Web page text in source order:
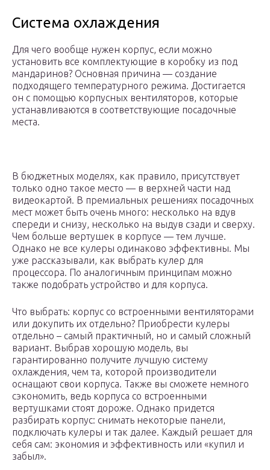
Система охлаждения
Для чего вообще нужен корпус, если можно
установить все комплектующие в коробку из под
мандаринов? Основная причина — создание
подходящего температурного режима. Достигается
он с помощью корпусных вентиляторов, которые
устанавливаются в соответствующие посадочные
места.
В бюджетных моделях, как правило, присутствует
только одно такое место — в верхней части над
видеокартой. В премиальных решениях посадочных
мест может быть очень много: несколько на вдув
спереди и снизу, несколько на выдув сзади и сверху.
Чем больше вертушек в корпусе — тем лучше.
Однако не все кулеры одинаково эффективны. Мы
уже рассказывали, как выбрать кулер для
процессора. По аналогичным принципам можно
также подобрать устройство и для корпуса.
Что выбрать: корпус со встроенными вентиляторами
или докупить их отдельно? Приобрести кулеры
отдельно – самый практичный, но и самый сложный
вариант. Выбрав хорошую модель, вы
гарантированно получите лучшую систему
охлаждения, чем та, которой производители
оснащают свои корпуса. Также вы сможете немного
сэкономить, ведь корпуса со встроенными
вертушками стоят дороже. Однако придется
разбирать корпус: снимать некоторые панели,
подключать кулеры и так далее. Каждый решает для
себя сам: экономия и эффективность или «купил и
забыл».